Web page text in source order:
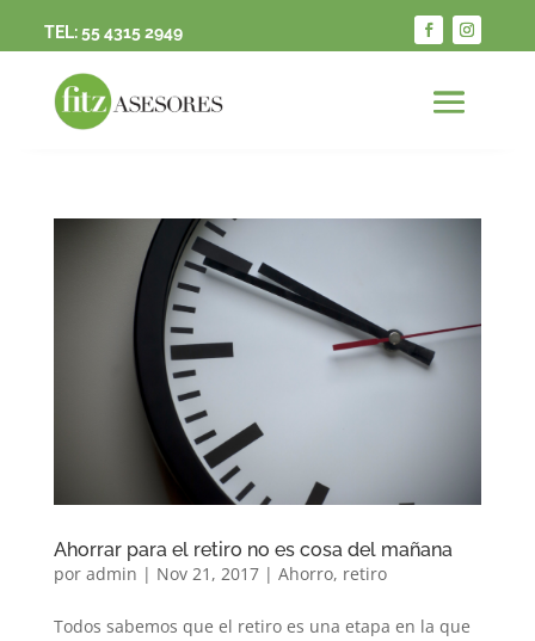
TEL:55 4315 2949
Ahorrar para el retiro no es cosa del mañana
por admin | Nov 21, 2017| Ahorro, retiro
Todos sabemos que el retiro es una etapa en la que